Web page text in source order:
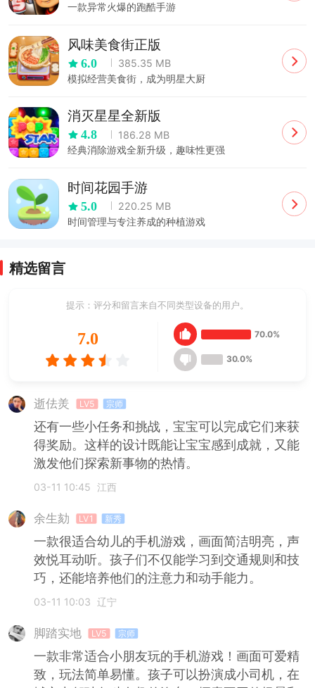
一款异常火爆的跑酷手游
风味美食街正版
6.0
385.35 MB
模拟经营美食街，成为明星大厨
消灭星星全新版
4.8
186.28 MB
经典消除游戏全新升级，趣味性更强
时间花园手游
5.0
220.25 MB
时间管理与专注养成的种植游戏
精选留言
提示：评分和留言来自不同类型设备的用户。
7.0 70.0%
30.0%
逝佉羙 LV5 宗师
还有一些小任务和挑战，宝宝可以完成它们来获
得奖励。这样的设计既能让宝宝感到成就，又能
激发他们探索新事物的热情。
03-11 10:45 江西
余生劾 LV1 新秀
一款很适合幼儿的手机游戏，画面简洁明亮，声
效悦耳动听。孩子们不仅能学习到交通规则和技
巧，还能培养他们的注意力和动手能力。
03-11 10:03 辽宁
脚踏实地 LV5 宗师
一款非常适合小朋友玩的手机游戏！画面可爱精
致，玩法简单易懂。孩子可以扮演成小司机，在